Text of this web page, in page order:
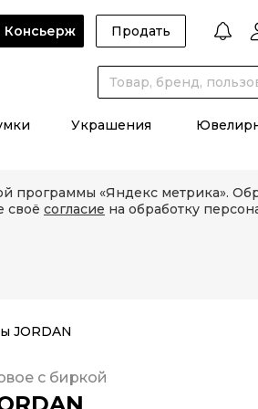
Консьерж Продать
Украшения
программы «Яндекс метрика».
своё согласие на обработку
JORDAN
с биркой